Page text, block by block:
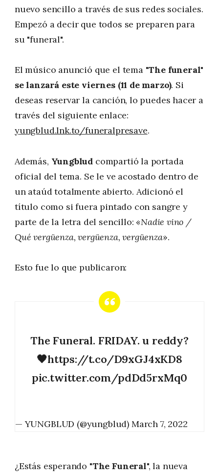
nuevo sencillo a través de sus redes sociales.
Empezó a decir que todos se preparen para
su "funeral".
El músico anunció que el tema "The funeral"
se lanzará este viernes (11 de marzo). Si
deseas reservar la canción, lo puedes hacer a
través del siguiente enlace:
yungblud.lnk.to/funeralpresave.
Además, Yungblud compartió la portada
oficial del tema. Se le ve acostado dentro de
un ataúd totalmente abierto. Adicionó el
título como si fuera pintado con sangre y
parte de la letra del sencillo: «Nadie vino /
Qué vergüenza, vergüenza, vergüenza».
Esto fue lo que publicaron:
The Funeral. FRIDAY. u reddy?
🖤https://t.co/D9xGJ4xKD8
pic.twitter.com/pdDd5rxMq0
— YUNGBLUD (@yungblud) March 7, 2022
¿Estás esperando "The Funeral", la nueva